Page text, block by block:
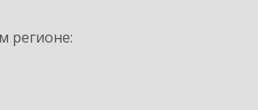
регионе: